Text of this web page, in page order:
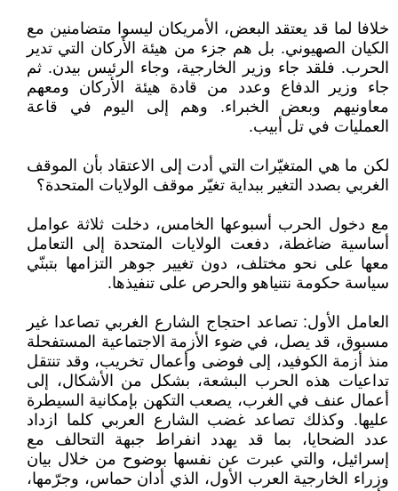
خلافا لما قد يعتقد البعض، الأمريكان ليسوا متضامنين مع
الكيان الصهيوني. بل هم جزء من هيئة الأركان التي تدير
الحرب. فلقد جاء وزير الخارجية، وجاء الرئيس بيدن. ثم
جاء وزير الدفاع وعدد من قادة هيئة الأركان ومعهم
معاونيهم وبعض الخبراء. وهم إلى اليوم في قاعة
العمليات في تل أبيب.
لكن ما هي المتغيّرات التي أدت إلى الاعتقاد بأن الموقف
الغربي بصدد التغير ببداية تغيّر موقف الولايات المتحدة؟
مع دخول الحرب أسبوعها الخامس، دخلت ثلاثة عوامل
أساسية ضاغطة، دفعت الولايات المتحدة إلى التعامل
معها على نحو مختلف، دون تغيير جوهر التزامها بتبنّي
سياسة حكومة نتنياهو والحرص على تنفيذها.
العامل الأول: تصاعد احتجاج الشارع الغربي تصاعدا غير
مسبوق، قد يصل، في ضوء الأزمة الاجتماعية المستفحلة
منذ أزمة الكوفيد، إلى فوضى وأعمال تخريب، وقد تنتقل
تداعيات هذه الحرب البشعة، بشكل من الأشكال، إلى
أعمال عنف في الغرب، يصعب التكهن بإمكانية السيطرة
عليها. وكذلك تصاعد غضب الشارع العربي كلما ازداد
عدد الضحايا، بما قد يهدد انفراط جبهة التحالف مع
إسرائيل، والتي عبرت عن نفسها بوضوح من خلال بيان
وزراء الخارجية العرب الأول، الذي أدان حماس، وجرّمها،